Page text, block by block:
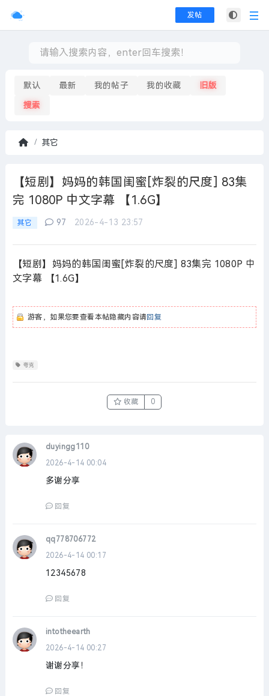
发帖
默认 最新 我的帖子 我的收藏 旧版
搜索
页
其它
【短剧】妈妈的韩国闺蜜[炸裂的尺度] 83集
完 1080P 中文字幕 【1.6G】
其它 97 2026-4-13 23:57
【短剧】妈妈的韩国闺蜜[炸裂的尺度] 83集完 1080P 中
文字幕 【1.6G】
游客，如果您要查看本帖隐藏内容请回复
夸克
收藏 0
duyingg110
2026-4-14 00:04
多谢分享
回复
qq778706772
2026-4-14 00:17
12345678
回复
intotheearth
2026-4-14 00:27
谢谢分享！
回复